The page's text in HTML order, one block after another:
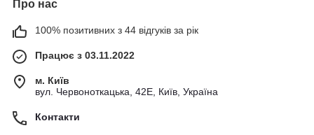
Про нас
100% позитивних з 44 відгуків за рік
Працює з 03.11.2022
м. Київ
вул. Червоноткацька, 42Е, Київ, Україна
Контакти